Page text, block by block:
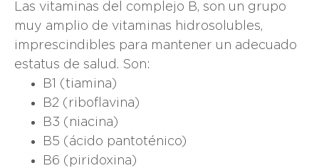
Las vitaminas del complejo B, son un grupo
muy amplio de vitaminas hidrosolubles,
imprescindibles para mantener un adecuado
estatus de salud. Son:
B1 (tiamina)
B2 (riboflavina)
B3 (niacina)
B5 (ácido pantoténico)
B6 (piridoxina)